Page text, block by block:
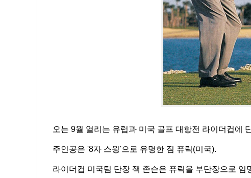
오는 9월 열리는 유럽과 미국 골프 대항전 라이더컵에
주인공은 '8자 스윙'으로 유명한 짐 퓨릭(미국).
라이더컵 미국팀 단장 잭 존슨은 퓨릭을 부단장으로 임